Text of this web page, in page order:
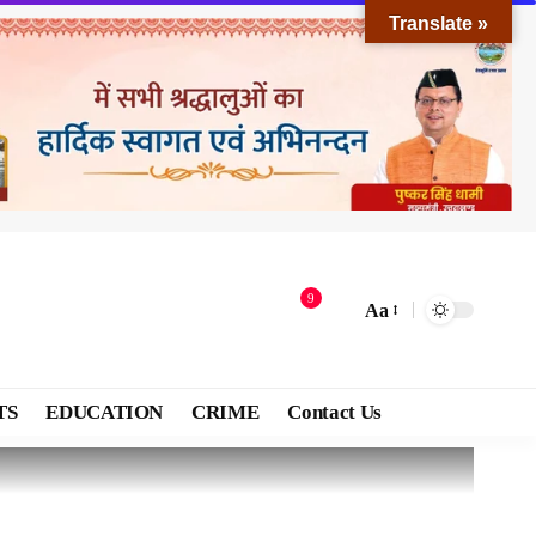
9
Aa
EDUCATION CRIME Contact Us
Translate »